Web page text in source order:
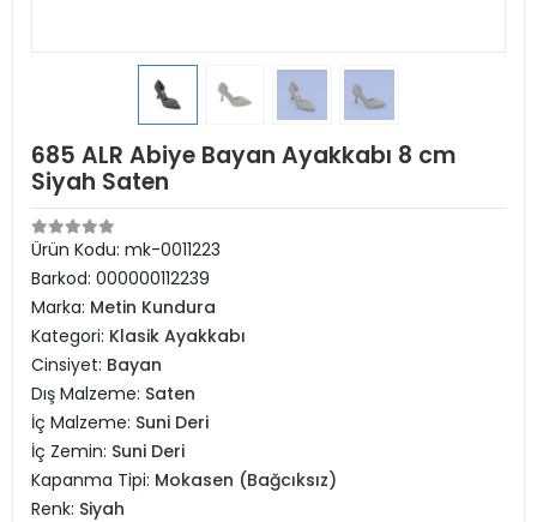
685 ALR Abiye Bayan Ayakkabı 8 cm
Siyah Saten
Ürün Kodu: mk-0011223
Barkod: 000000112239
Marka: Metin Kundura
Kategori: Klasik Ayakkabı
Cinsiyet: Bayan
Dış Malzeme: Saten
İç Malzeme: Suni Deri
İç Zemin: Suni Deri
Kapanma Tipi: Mokasen (Bağcıksız)
Renk: Siyah